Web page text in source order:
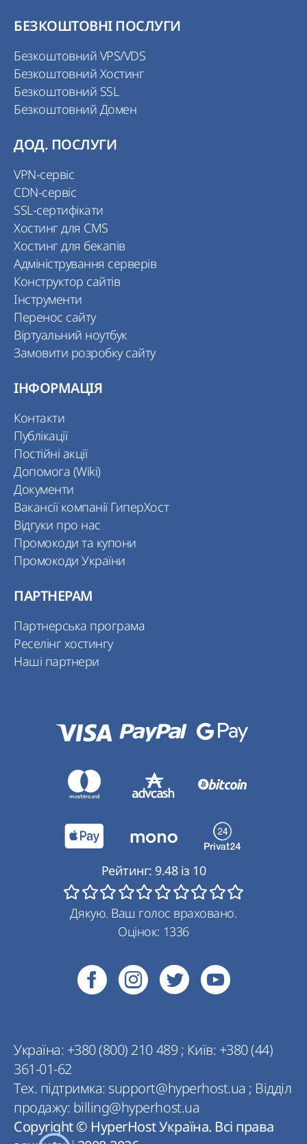
БЕЗКОШТОВНІ ПОСЛУГИ
Безкоштовний VPS/VDS
Безкоштовний Хостинг
Безкоштовний SSL
Безкоштовний Домен
ДОД. ПОСЛУГИ
VPN-сервіс
CDN-сервіс
SSL-сертифікати
Хостинг для CMS
Хостинг для бекапів
Адміністрування серверів
Конструктор сайтів
Інструменти
Перенос сайту
Віртуальний ноутбук
Замовити розробку сайту
ІНФОРМАЦІЯ
Контакти
Публікації
Постійні акції
Допомога (Wiki)
Документи
Вакансії компанії ГиперХост
Відгуки про нас
Промокоди та купони
Промокоди України
ПАРТНЕРАМ
Партнерська програма
Реселінг хостингу
Наші партнери
Україна: +380 (800) 210 489; Київ: +380 (44)
361-01-62
Тех. підтримка: support@hyperhost.ua ; Відділ
продажу: billing@hyperhost.ua
Copyright © HyperHost Україна. Всі права
Рейтинг: 9.48із 10
Дякую. Ваш голос враховано.
Оцінок: 1336